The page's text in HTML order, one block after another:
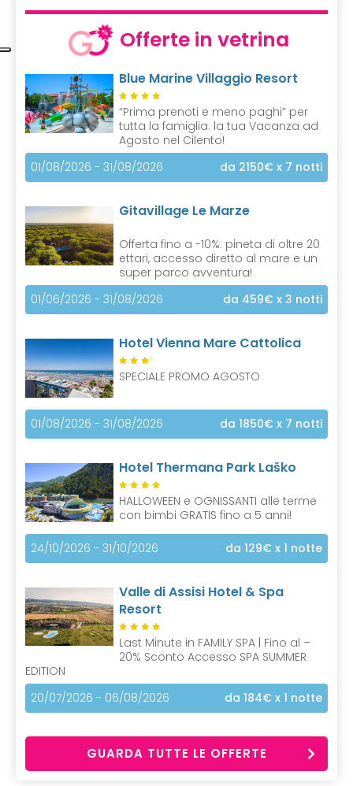
Offerte in vetrina
Blue Marine Villaggio Resort
“Prima prenoti e meno paghi” per
tutta la famiglia: la tua Vacanza ad
Agosto nel Cilento!
01/08/2026 - 31/08/2026
da 2150€ x 7 notti
Gitavillage Le Marze
Offerta fino a -10%: pineta di oltre 20
ettari, accesso diretto al mare e un
super parco avventura!
01/06/2026 - 31/08/2026
da 459€ x 3 notti
Hotel Vienna Mare Cattolica
S
SPECIALE PROMO AGOSTO
01/08/2026 - 31/08/2026 da 1850€ x 7 notti
Hotel Thermana Park Laško
HALLOWEEN e OGNISSANTI alle terme
con bimbi GRATIS fino a 5 anni!
24/10/2026 - 31/10/2026 da 129€ x 1 notte
Valle di Assisi Hotel & Spa
Resort
Last Minute in FAMILY SPA | Fino al –
20% Sconto Accesso SPA SUMMER
EDITION
20/07/2026 - 06/08/2026
da 184€ x 1 notte
GUARDA TUTTE LE OFFERTE